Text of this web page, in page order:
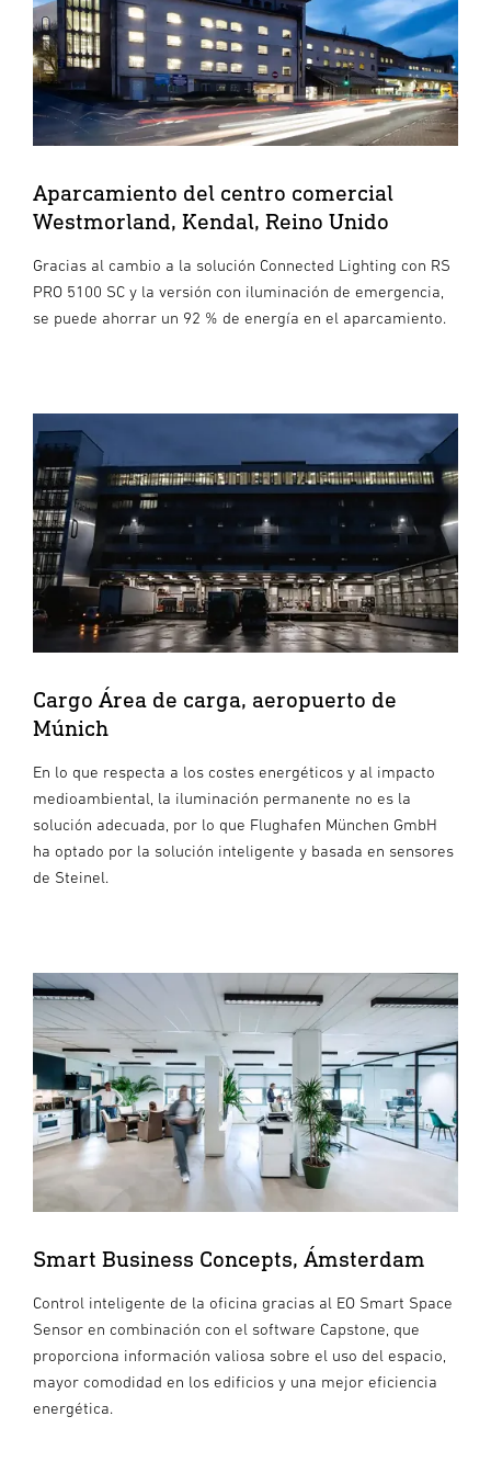
Aparcamiento del centro comercial
Westmorland, Kendal, Reino Unido
Gracias al cambio a la solución Connected Lighting con RS
PRO 5100 SC y la versión con iluminación de emergencia,
se puede ahorrar un 92 % de energía en el aparcamiento.
Cargo Área de carga, aeropuerto de
Múnich
En lo que respecta a los costes energéticos y al impacto
medioambiental, la iluminación permanente no es la
solución adecuada, por lo que Flughafen München GmbH
ha optado por la solución inteligente y basada en sensores
de Steinel.
Smart Business Concepts, Ámsterdam
Control inteligente de la oficina gracias al EO Smart Space
Sensor en combinación con el software Capstone, que
proporciona información valiosa sobre el uso del espacio,
mayor comodidad en los edificios y una mejor eficiencia
energética.